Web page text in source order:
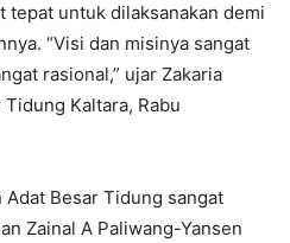
tepat untuk dilaksanakan demi
“Visi dan misinya sangat
rasional,” ujar Zakaria
Kaltara, Rabu
Besar Tidung sangat
Zainal A Paliwang-Yansen